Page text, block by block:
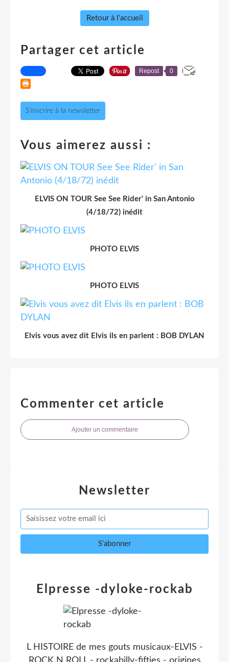
Retour à l'accueil
Partager cet article
Repost 0
S'inscrire à la newsletter
Vous aimerez aussi :
ELVIS ON TOUR See See Rider' in San Antonio
(4/18/72) inédit
PHOTO ELVIS
PHOTO ELVIS
Elvis vous avez dit Elvis ils en parlent : BOB DYLAN
Commenter cet article
Ajouter un commentaire
Newsletter
Elpresse -dyloke-rockab
L HISTOIRE de mes gouts musicaux-ELVIS -